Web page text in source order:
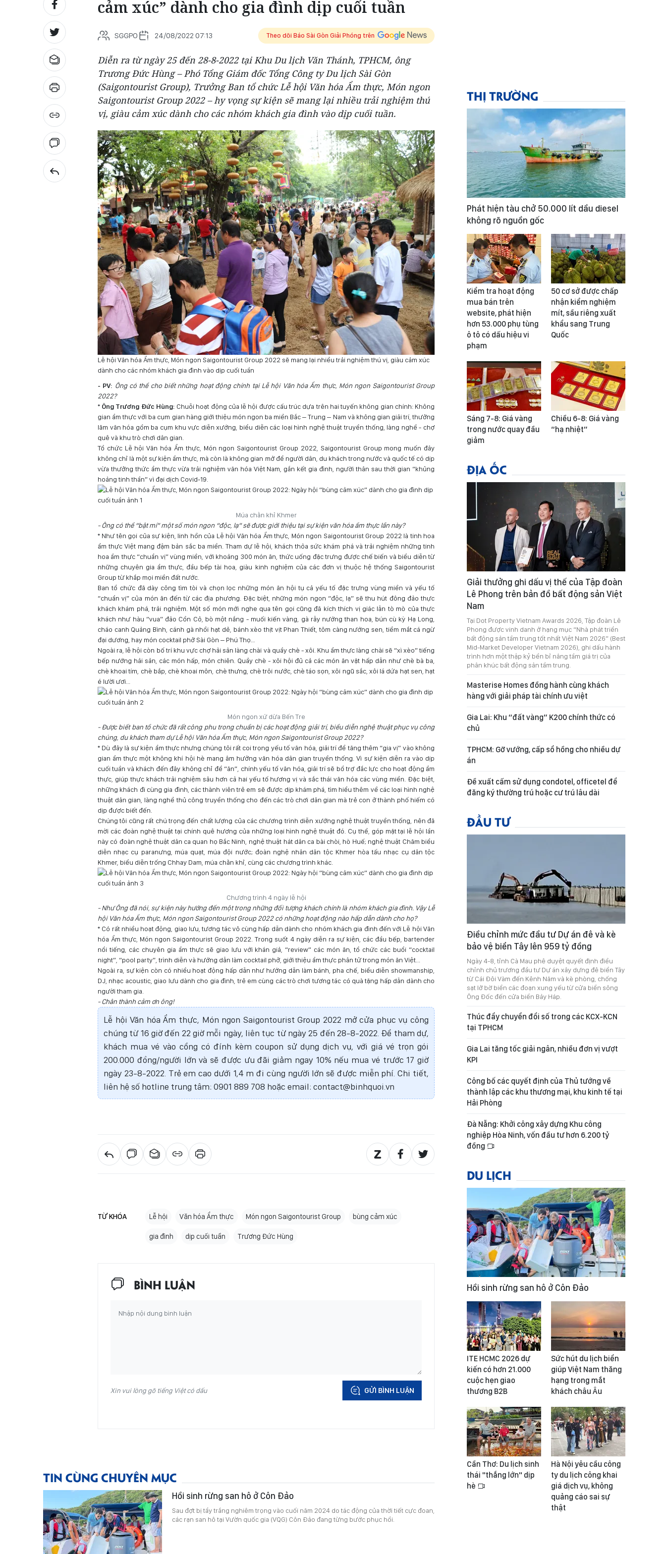
cảm xúc” dành cho gia đình dịp cuối tuần
SGGPO 24/08/2022 07:13 Theo dõi Báo Sài Gòn Giải Phóng trên
Diễn ra từ ngày 25 đến 28-8-2022 tại Khu Du lịch Văn Thánh, TPHCM, ông
Trương Đức Hùng – Phó Tổng Giám đốc Tổng Công ty Du lịch Sài Gòn
(Saigontourist Group), Trưởng Ban tổ chức Lễ hội Văn hóa Ẩm thực, Món ngon
Saigontourist Group 2022 – hy vọng sự kiện sẽ mang lại nhiều trải nghiệm thú
vị, giàu cảm xúc dành cho các nhóm khách gia đình vào dịp cuối tuần.
Lễ hội Văn hóa Ẩm thực, Món ngon Saigontourist Group 2022 sẽ mang lại nhiều trải nghiệm thú vị, giàu cảm xúc
dành cho các nhóm khách gia đình vào dịp cuối tuần
- PV: Ông có thể cho biết những hoạt động chính tại Lễ hội Văn hóa Ẩm thực, Món ngon Saigontourist Group
2022?
* Ông Trương Đức Hùng: Chuỗi hoạt động của lễ hội được cấu trúc dựa trên hai tuyến không gian chính: Không
gian ẩm thực với ba cụm gian hàng giới thiệu món ngon ba miền Bắc – Trung – Nam và không gian giải trí, thưởng
lãm văn hóa gồm ba cụm khu vực diễn xướng, biểu diễn các loại hình nghệ thuật truyền thống, làng nghề - chợ
quê và khu trò chơi dân gian.
Tổ chức Lễ hội Văn hóa Ẩm thực, Món ngon Saigontourist Group 2022, Saigontourist Group mong muốn đây
không chỉ là một sự kiện ẩm thực, mà còn là không gian mở để người dân, du khách trong nước và quốc tế có dịp
vừa thưởng thức ẩm thực vừa trải nghiệm văn hóa Việt Nam, gắn kết gia đình, người thân sau thời gian “khủng
hoảng tinh thần” vì đại dịch Covid-19.
Múa chằn khỉ Khmer
- Ông có thể “bật mí” một số món ngon “độc, lạ” sẽ được giới thiệu tại sự kiện văn hóa ẩm thực lần này?
* Như tên gọi của sự kiện, linh hồn của Lễ hội Văn hóa Ẩm thực, Món ngon Saigontourist Group 2022 là tinh hoa
ẩm thực Việt mang đậm bản sắc ba miền. Tham dự lễ hội, khách thỏa sức khám phá và trải nghiệm những tinh
hoa ẩm thực “chuẩn vị” vùng miền, với khoảng 300 món ăn, thức uống đặc trưng được chế biến và biểu diễn từ
những chuyên gia ẩm thực, đầu bếp tài hoa, giàu kinh nghiệm của các đơn vị thuộc hệ thống Saigontourist
Group từ khắp mọi miền đất nước.
Ban tổ chức đã dày công tìm tòi và chọn lọc những món ăn hội tụ cả yếu tố đặc trưng vùng miền và yếu tố
“chuẩn vị” của món ăn đến từ các địa phương. Đặc biệt, những món ngon “độc, lạ” sẽ thu hút đông đảo thực
khách khám phá, trải nghiệm. Một số món mới nghe qua tên gọi cũng đã kích thích vị giác lẫn tò mò của thực
khách như hàu “vua” đảo Cồn Cỏ, bò một nắng - muối kiến vàng, gà rẫy nướng than hoa, bún cù kỳ Hạ Long,
cháo canh Quảng Bình, cánh gà nhồi hạt dẻ, bánh xèo thịt vịt Phan Thiết, tôm càng nướng sen, tiềm mắt cá ngừ
đại dương, hay món cocktail phở Sài Gòn – Phú Thọ…
Ngoài ra, lễ hội còn bố trí khu vực chợ hải sản làng chài và quầy chè - xôi. Khu ẩm thực làng chài sẽ “xì xèo” tiếng
bếp nướng hải sản, các món hấp, món chiên. Quầy chè - xôi hội đủ cả các món ăn vặt hấp dẫn như chè bà ba,
chè khoai tím, chè bắp, chè khoai môn, chè thưng, chè trôi nước, chè táo sọn, xôi ngũ sắc, xôi lá dứa hạt sen, hạt
é lười ươi...
Món ngon xứ dừa Bến Tre
- Được biết ban tổ chức đã rất công phu trong chuẩn bị các hoạt động giải trí, biểu diễn nghệ thuật phục vụ công
chúng, du khách tham dự Lễ hội Văn hóa Ẩm thực, Món ngon Saigontourist Group 2022?
* Dù đây là sự kiện ẩm thực nhưng chúng tôi rất coi trọng yếu tố văn hóa, giải trí để tăng thêm “gia vị” vào không
gian ẩm thực một không khí hội hè mang âm hưởng văn hóa dân gian truyền thống. Vì sự kiện diễn ra vào dịp
cuối tuần và khách đến đây không chỉ để “ăn”, chính yếu tố văn hóa, giải trí sẽ bổ trợ đắc lực cho hoạt động ẩm
thực, giúp thực khách trải nghiệm sâu hơn cả hai yếu tố hương vị và sắc thái văn hóa các vùng miền. Đặc biệt,
những khách đi cùng gia đình, các thành viên trẻ em sẽ được dịp khám phá, tìm hiểu thêm về các loại hình nghệ
thuật dân gian, làng nghề thủ công truyền thống cho đến các trò chơi dân gian mà trẻ con ở thành phố hiếm có
dịp được biết đến.
Chúng tôi cũng rất chú trọng đến chất lượng của các chương trình diễn xướng nghệ thuật truyền thống, nên đã
mời các đoàn nghệ thuật tại chính quê hương của những loại hình nghệ thuật đó. Cụ thể, góp mặt tại lễ hội lần
này có đoàn nghệ thuật dân ca quan họ Bắc Ninh, nghệ thuật hát dân ca bài chòi, hò Huế; nghệ thuật Chăm biểu
diễn nhạc cụ paranưng, múa quạt, múa đội nước; đoàn nghệ nhân dân tộc Khmer hòa tấu nhạc cụ dân tộc
Khmer, biểu diễn trống Chhay Dam, múa chằn khỉ, cùng các chương trình khác.
Chương trình 4 ngày lễ hội
- Như Ông đã nói, sự kiện này hướng đến một trong những đối tượng khách chính là nhóm khách gia đình. Vậy Lễ
hội Văn hóa Ẩm thực, Món ngon Saigontourist Group 2022 có những hoạt động nào hấp dẫn dành cho họ?
* Có rất nhiều hoạt động, giao lưu, tương tác vô cùng hấp dẫn dành cho nhóm khách gia đình đến với Lễ hội Văn
hóa Ẩm thực, Món ngon Saigontourist Group 2022. Trong suốt 4 ngày diễn ra sự kiện, các đầu bếp, bartender
nổi tiếng, các chuyên gia ẩm thực sẽ giao lưu với khán giả, “review” các món ăn, tổ chức các buổi “cocktail
night”, “pool party”, trình diễn và hướng dẫn làm cocktail phở, giới thiệu ẩm thực phân tử trong món ăn Việt...
Ngoài ra, sự kiện còn có nhiều hoạt động hấp dẫn như hướng dẫn làm bánh, pha chế, biểu diễn showmanship,
DJ, nhạc acoustic, giao lưu dành cho gia đình, trẻ em cùng các trò chơi tương tác có quà tặng hấp dẫn dành cho
người tham gia.
- Chân thành cảm ơn ông!
Lễ hội Văn hóa Ẩm thực, Món ngon Saigontourist Group 2022 mở cửa phục vụ công
chúng từ 16 giờ đến 22 giờ mỗi ngày, liên tục từ ngày 25 đến 28-8-2022. Để tham dự,
khách mua vé vào cổng có đính kèm coupon sử dụng dịch vụ, với giá vé trọn gói
200.000 đồng/người lớn và sẽ được ưu đãi giảm ngay 10% nếu mua vé trước 17 giờ
ngày 23-8-2022. Trẻ em cao dưới 1,4 m đi cùng người lớn sẽ được miễn phí. Chi tiết,
liên hệ số hotline trung tâm: 0901 889 708 hoặc email: contact@binhquoi.vn
TỪ KHÓA Lễ hội Văn hóa Ẩm thực Món ngon Saigontourist Group bùng cảm xúc
gia đình dịp cuối tuần Trương Đức Hùng
BÌNH LUẬN
Xin vui lòng gõ tiếng Việt có dấu GỬI BÌNH LUẬN
TIN CÙNG CHUYÊN MỤC
Hồi sinh rừng san hô ở Côn Đảo
Sau đợt bị tẩy trắng nghiêm trọng vào cuối năm 2024 do tác động của thời tiết cực đoan,
các rạn san hô tại Vườn quốc gia (VQG) Côn Đảo đang từng bước phục hồi.
THỊ TRƯỜNG
Phát hiện tàu chở 50.000 lít dầu diesel
không rõ nguồn gốc
Kiểm tra hoạt động
mua bán trên
website, phát hiện
hơn 53.000 phụ tùng
ô tô có dấu hiệu vi
phạm
50 cơ sở được chấp
nhận kiểm nghiệm
mít, sầu riêng xuất
khẩu sang Trung
Quốc
Sáng 7-8: Giá vàng
trong nước quay đầu
giảm
Chiều 6-8: Giá vàng
“hạ nhiệt”
ĐỊA ỐC
Giải thưởng ghi dấu vị thế của Tập đoàn
Lê Phong trên bản đồ bất động sản Việt
Nam
Tại Dot Property Vietnam Awards 2026, Tập đoàn Lê
Phong được vinh danh ở hạng mục “Nhà phát triển
bất động sản tầm trung tốt nhất Việt Nam 2026” (Best
Mid-Market Developer Vietnam 2026), ghi dấu hành
trình hơn một thập kỷ bền bỉ nâng tầm giá trị của
phân khúc bất động sản tầm trung.
Masterise Homes đồng hành cùng khách
hàng với giải pháp tài chính ưu việt
Gia Lai: Khu “đất vàng” K200 chính thức có
chủ
TPHCM: Gỡ vướng, cấp sổ hồng cho nhiều dự
án
Đề xuất cấm sử dụng condotel, officetel để
đăng ký thường trú hoặc cư trú lâu dài
ĐẦU TƯ
Điều chỉnh mức đầu tư Dự án đê và kè
bảo vệ biển Tây lên 959 tỷ đồng
Ngày 4-8, tỉnh Cà Mau phê duyệt quyết định điều
chỉnh chủ trương đầu tư Dự án xây dựng đê biển Tây
từ Cái Đôi Vàm đến Kênh Năm và kè phòng, chống
sạt lở bờ biển các đoạn xung yếu từ cửa biển sông
Ông Đốc đến cửa biển Bảy Háp.
Thúc đẩy chuyển đổi số trong các KCX-KCN
tại TPHCM
Gia Lai tăng tốc giải ngân, nhiều đơn vị vượt
KPI
Công bố các quyết định của Thủ tướng về
thành lập các khu thương mại, khu kinh tế tại
Hải Phòng
Đà Nẵng: Khởi công xây dựng Khu công
nghiệp Hòa Ninh, vốn đầu tư hơn 6.200 tỷ
đồng
DU LỊCH
Hồi sinh rừng san hô ở Côn Đảo
ITE HCMC 2026 dự
kiến có hơn 21.000
cuộc hẹn giao
thương B2B
Sức hút du lịch biển
giúp Việt Nam thăng
hạng trong mắt
khách châu Âu
Cần Thơ: Du lịch sinh
thái "thắng lớn" dịp
hè
Hà Nội yêu cầu công
ty du lịch công khai
giá dịch vụ, không
quảng cáo sai sự
thật